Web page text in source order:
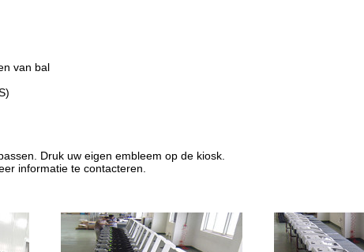
van bal
Druk uw eigen embleem op de kiosk.
informatie te contacteren.